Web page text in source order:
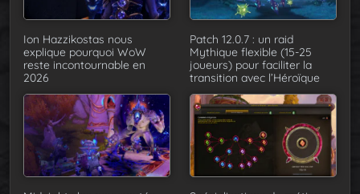
Ion Hazzikostas nous
explique pourquoi WoW
reste incontournable en
2026
Patch 12.0.7 : un raid
Mythique flexible (15-25
joueurs) pour faciliter la
transition avec l’Héroïque